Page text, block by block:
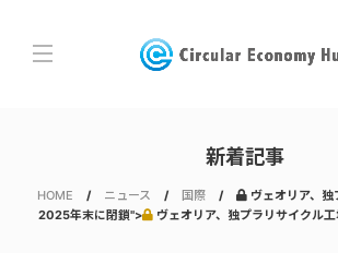
新着記事
HOME ニュース 国際
ヴェオリア、独
2025年末に閉鎖">
ヴェオリア、独プラリサイクル